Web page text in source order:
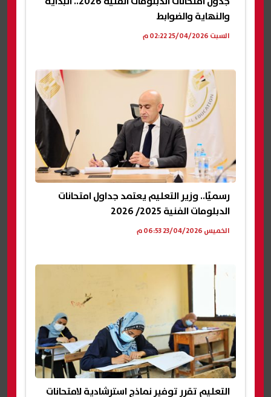
والنهاية والضوابط
السبت 25/04/2026 02:22 م
رسميًا.. وزير التعليم يعتمد جداول امتحانات
الدبلومات الفنية 2025/ 2026
الخميس 23/04/2026 06:53 م
التعليم تقرر توفير نماذج استرشادية لامتحانات